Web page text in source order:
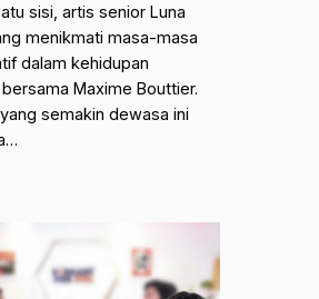
sisi, artis senior Luna
menikmati masa-masa
dalam kehidupan
Maxime Bouttier.
semakin dewasa ini